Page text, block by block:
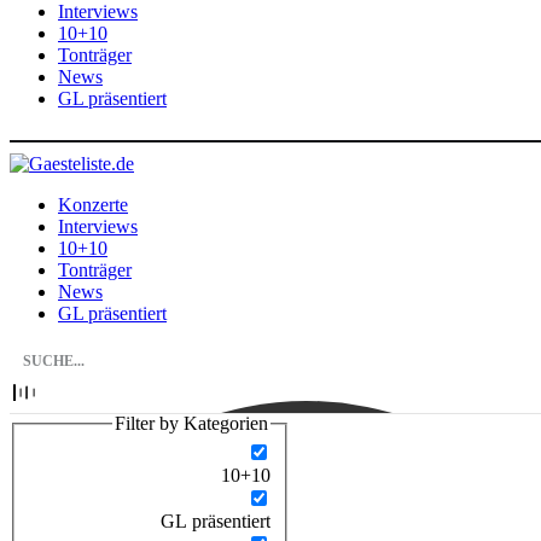
Interviews
10+10
Tonträger
News
GL präsentiert
Konzerte
Interviews
10+10
Tonträger
News
GL präsentiert
Filter by Kategorien
10+10
GL präsentiert